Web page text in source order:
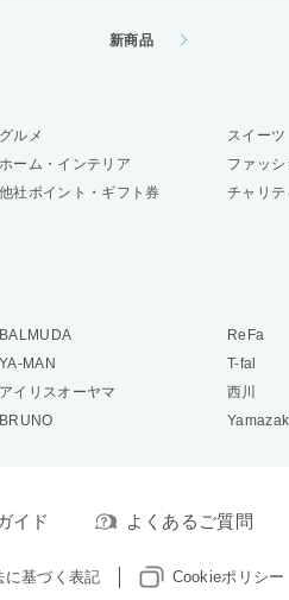
新商品
グルメ
スイーツ
ホーム・インテリア
ファッシ
他社ポイント・ギフト券 チャリ
BALMUDA
ReFa
YA-MAN
T-fal
アイリスオーヤマ
西川
BRUNO
イド よくあるご質問
に基づく表記 Cookieポリシー